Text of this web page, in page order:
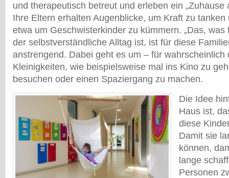
und therapeutisch betreut und erleben ein „Zuhause
Ihre Eltern erhalten Augenblicke, um Kraft zu
etwa um Geschwisterkinder zu kümmern. „Das, was
der selbstverständliche Alltag ist, ist für diese
anstrengend. Dabei geht es um – für wahrscheinlich
Kleinigkeiten, wie beispielsweise mal ins Kino zu
besuchen oder einen Spaziergang zu machen.
Die Idee
Haus ist,
diese
Damit sie
können,
lange
Personen